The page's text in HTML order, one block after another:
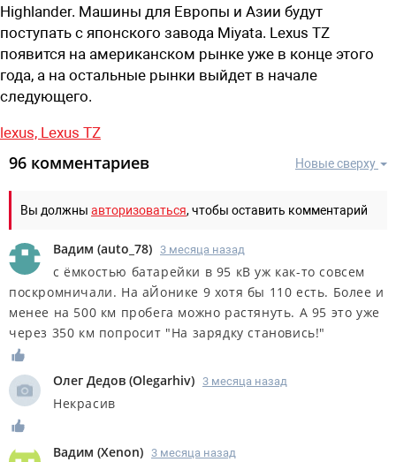
Highlander. Машины для Европы и Азии будут
поступать с японского завода Miyata. Lexus TZ
появится на американском рынке уже в конце этого
года, а на остальные рынки выйдет в начале
следующего.
lexus, Lexus TZ
Новые сверху
96 комментариев
Вы должны авторизоваться, чтобы оставить комментарий
Вадим (auto_78) 3 месяца назад
с ёмкостью батарейки в 95 кВ уж как-то совсем
поскромничали. На аЙонике 9 хотя бы 110 есть. Более и
менее на 500 км пробега можно растянуть. А 95 это уже
через 350 км попросит "На зарядку становись!"
Олег Дедов (Olegarhiv) 3 месяца назад
Некрасив
Вадим (Xenon) 3 месяца назад